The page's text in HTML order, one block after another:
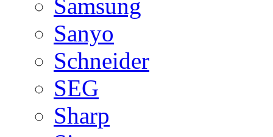
Samsung
Sanyo
Schneider
SEG
Sharp